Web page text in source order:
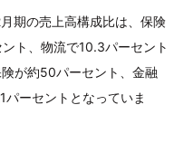
期の売上高構成比は、保険
ト、物流で10.3パーセント
が約50パーセント、金融
ーセントとなっていま